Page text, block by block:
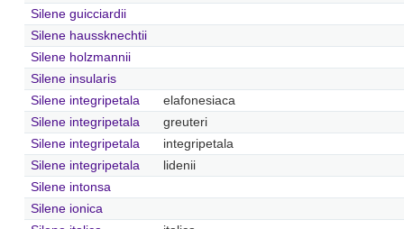
Silene guicciardii
Silene haussknechtii
Silene holzmannii
Silene insularis
Silene integripetala
elafonesiaca
Silene integripetala
greuteri
Silene integripetala
integripetala
Silene integripetala
lidenii
Silene intonsa
Silene ionica